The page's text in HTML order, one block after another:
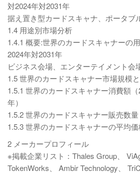
対2024年対2031年
据え置き型カードスキャナ、ポータブ
1.4 用途別市場分析
1.4.1 概要:世界のカードスキャナーの
2024年対2031年
ビジネス会場、エンターテイメント会
1.5 世界のカードスキャナー市場規模
1.5.1 世界のカードスキャナー消費額
年）
1.5.2 世界のカードスキャナー販売数量
1.5.3 世界のカードスキャナーの平均価
2 メーカープロフィール
※掲載企業リスト：Thales Group、
TokenWorks、 Ambir Technology、